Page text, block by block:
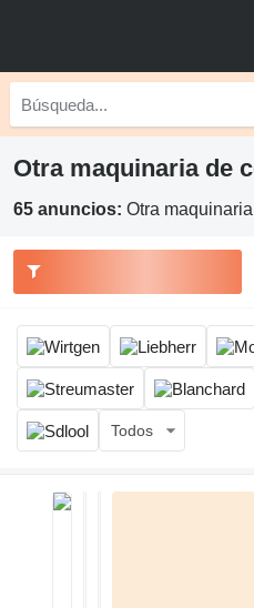
Otra maquinaria de
65 anuncios: Otra
Todos